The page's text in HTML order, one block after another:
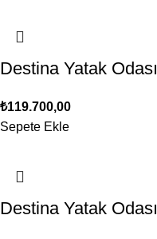
Destina Yatak Odası
₺119.700,00
Sepete Ekle
Destina Yatak Odası